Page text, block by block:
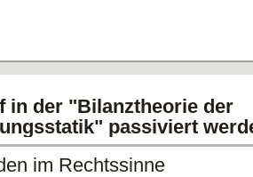
in der "Bilanztheorie der
passiviert
im Rechtssinne